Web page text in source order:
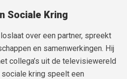
Sociale Kring
over een partner, spreekt
en samenwerkingen. Hij
collega’s uit de televisiewereld
kring speelt een